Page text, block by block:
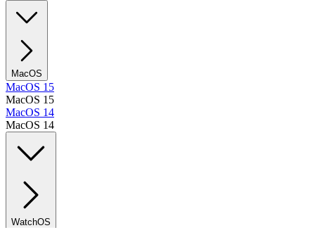
MacOS
MacOS 15
MacOS 15
MacOS 14
MacOS 14
WatchOS